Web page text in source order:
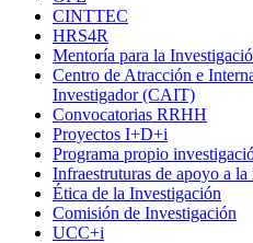
CINTTEC
HRS4R
Mentoría para la
Centro de Atracción e
Investigador (CAIT)
Convocatorias RRHH
Proyectos I+D+i
Programa propio
Infraestruturas de apoyo a
Ética de la Investigación
Comisión de Investigación
UCC+i